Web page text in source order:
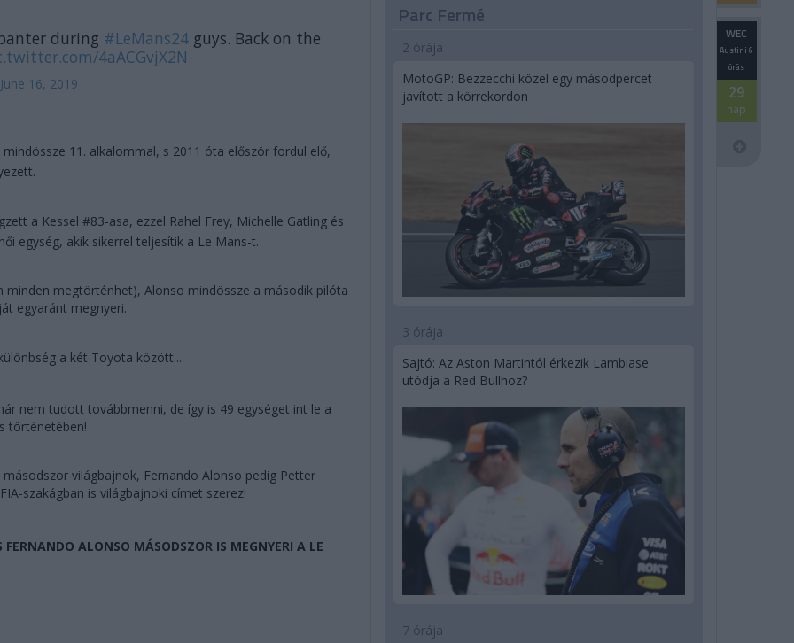
during #LeMans24guys. Back on the
4aACGvjX2N
June 16, 2019
11. alkalommal, s 2011 óta először fordul elő,
a Kessel #83-asa, ezzel Rahel Frey, Michelle Gatling és
egység, akik sikerrel teljesítik a Le Mans-t.
minden megtörténhet), Alonso mindössze a második pilóta
egyaránt megnyeri.
a két Toyota között...
nem tudott továbbmenni, de így is 49 egységet int le a
történetében!
világbajnok, Fernando Alonso pedig Petter
szakágban is világbajnoki címet szerez!
ALONSO MÁSODSZOR IS MEGNYERI A LE
WEC
Austini 6
órás
29
nap
Parc Fermé
2 órája
MotoGP: Bezzecchi közel egy másodpercet
javított a körrekordon
3 órája
Sajtó: Az Aston Martintól érkezik Lambiase
utódja a Red Bullhoz?
7 órája